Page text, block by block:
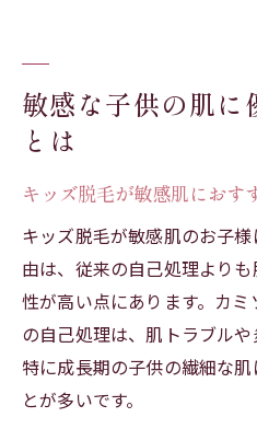
解説
初めてでも安心な
親子で安心して通える
親子で通いやすい
キッズ脱毛の親子
付き添いOKなキッ
消
安全なキッズ脱毛
カウンセリング重
敏感な子供の肌に
とは
キッズ脱毛が敏感肌におす
キッズ脱毛が敏感肌のお子
由は、従来の自己処理より
性が高い点にあります。カ
の自己処理は、肌トラブルや
特に成長期の子供の繊細な
とが多いです。